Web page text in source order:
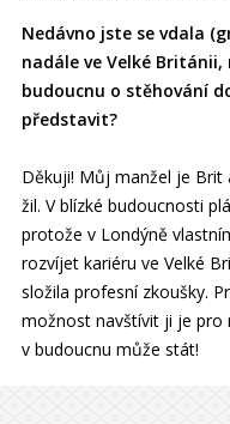
Nedávno jste se vdala
nadále ve Velké Británii,
budoucnu o stěhování
představit?
Děkuji! Můj manžel je Brit
žil. V blízké budoucnosti
protože v Londýně
rozvíjet kariéru ve Velké
složila profesní zkoušky.
možnost navštívit ji je pro
v budoucnu může stát!